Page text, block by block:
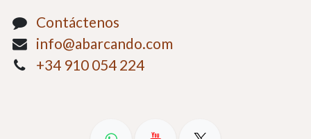
Contáctenos
info@abarcando.com
+34 910 054 224